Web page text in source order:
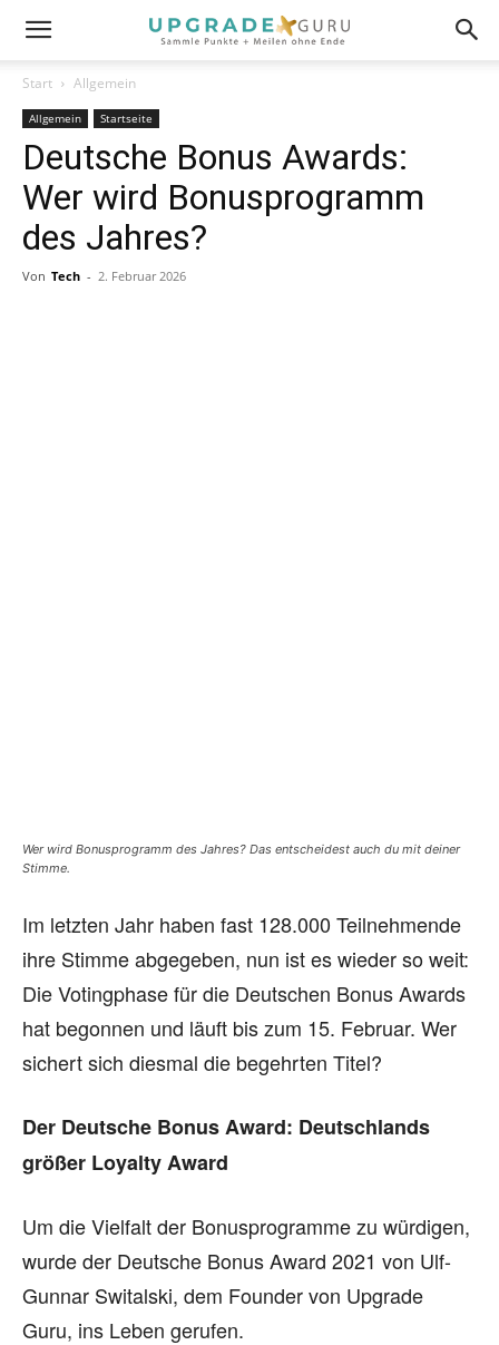
Start Allgemein
Allgemein Startseite
Deutsche Bonus Awards:
Wer wird Bonusprogramm
des Jahres?
Von Tech - 2. Februar 2026
Wer wird Bonusprogramm des Jahres? Das entscheidest auch du mit deiner
Stimme.
Im letzten Jahr haben fast 128.000 Teilnehmende
ihre Stimme abgegeben, nun ist es wieder so weit:
Die Votingphase für die Deutschen Bonus Awards
hat begonnen und läuft bis zum 15. Februar. Wer
sichert sich diesmal die begehrten Titel?
Der Deutsche Bonus Award: Deutschlands
größer Loyalty Award
Um die Vielfalt der Bonusprogramme zu würdigen,
wurde der Deutsche Bonus Award 2021 von Ulf-
Gunnar Switalski, dem Founder von Upgrade
Guru, ins Leben gerufen.